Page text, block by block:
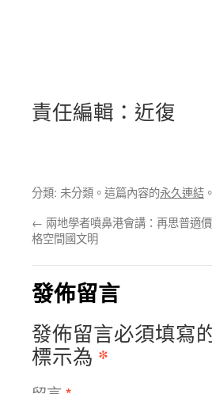
責任編輯：近復
分類: 未分類。這篇內容的永久連結 。
← 兩地學者噴鼻港會講：再思普適
格空間國文明
發佈留言
發佈留言必須填寫
標示為 *